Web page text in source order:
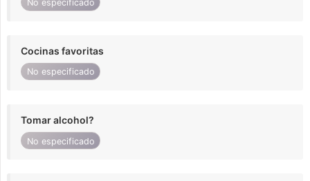
No especificado
Cocinas favoritas
No especificado
Tomar alcohol?
No especificado